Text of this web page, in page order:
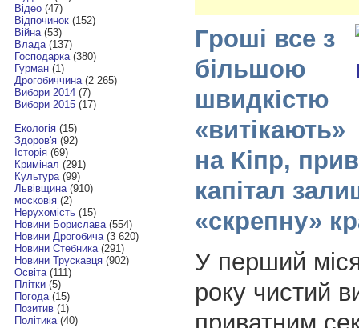
Відео(47)
Відпочинок(152)
Війна(53)
Влада(137)
Господарка(380)
Гурман(1)
Дрогобиччина(2 265)
Вибори 2014(7)
Вибори 2015(17)
Екологія(15)
Здоров'я(92)
Історія(69)
Кримінал (291)
Культура(99)
Львівщина(910)
московія(2)
Нерухомість(15)
Новини Борислава(554)
Новини Дрогобича(3 620)
Новини Стебника(291)
Новини Трускавця(902)
Освіта(111)
Плітки(5)
Погода(15)
Позитив(1)
Політика(40)
Гроші все з
більшою
швидкістю
«витікають»
на Кіпр,
капітал
«скрепну»
У перший
року чистий
приватним